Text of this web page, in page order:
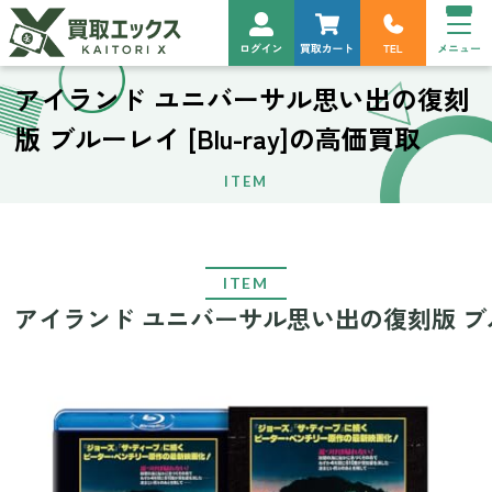
アイランド ユニバーサル思い出の復刻
版 ブルーレイ [Blu-ray]の高価買取
ITEM
ITEM
アイランド ユニバーサル思い出の復刻版